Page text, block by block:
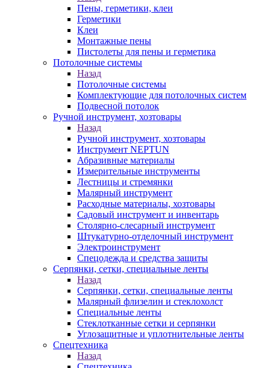
Пены, герметики, клеи
Герметики
Клеи
Монтажные пены
Пистолеты для пены и герметика
Потолочные системы
Назад
Потолочные системы
Комплектующие для потолочных систем
Подвесной потолок
Ручной инструмент, хозтовары
Назад
Ручной инструмент, хозтовары
Инструмент NEPTUN
Абразивные материалы
Измерительные инструменты
Лестницы и стремянки
Малярный инструмент
Расходные материалы, хозтовары
Садовый инструмент и инвентарь
Столярно-слесарный инструмент
Штукатурно-отделочный инструмент
Электроинструмент
Спецодежда и средства защиты
Серпянки, сетки, специальные ленты
Назад
Серпянки, сетки, специальные ленты
Малярный флизелин и стеклохолст
Специальные ленты
Стеклотканные сетки и серпянки
Углозащитные и уплотнительные ленты
Спецтехника
Назад